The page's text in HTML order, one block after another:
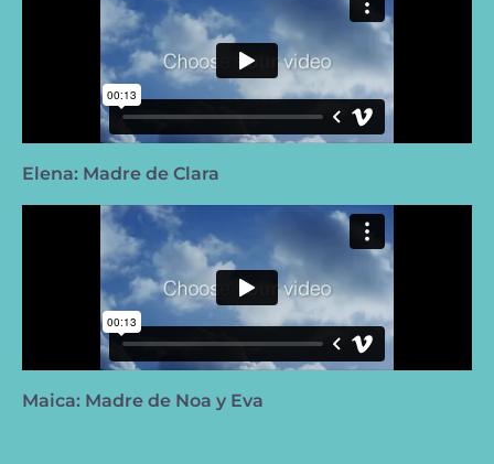
Elena: Madre de Clara
Maica: Madre de Noa y Eva